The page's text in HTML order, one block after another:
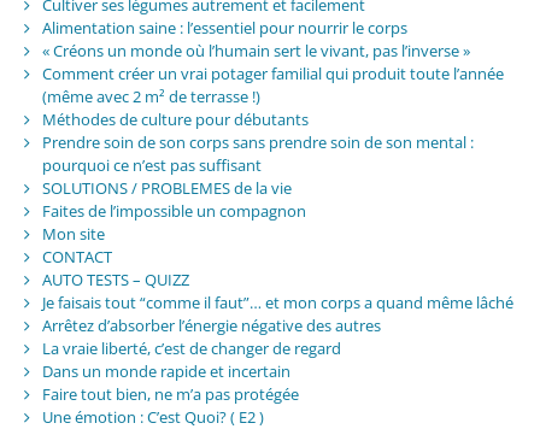
Alimentation saine : l’essentiel pour nourrir le corps
« Créons un monde où l’humain sert le vivant, pas l’inverse »
Comment créer un vrai potager familial qui produit toute l’année
(même avec 2 m² de terrasse !)
Méthodes de culture pour débutants
Prendre soin de son corps sans prendre soin de son mental :
pourquoi ce n’est pas suffisant
SOLUTIONS / PROBLEMES de la vie
Faites de l’impossible un compagnon
Mon site
CONTACT
AUTO TESTS – QUIZZ
Je faisais tout “comme il faut”… et mon corps a quand même lâché
Arrêtez d’absorber l’énergie négative des autres
La vraie liberté, c’est de changer de regard
Dans un monde rapide et incertain
Faire tout bien, ne m’a pas protégée
Une émotion : C’est Quoi? ( E2 )